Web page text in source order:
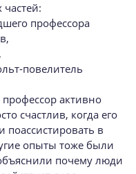
частей:
профессора
повелитель
активно
счастлив, когда его
в
опыты тоже были
почему люди